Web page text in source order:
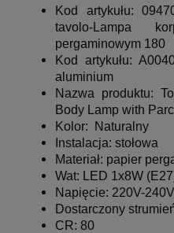
Kod artykułu:
tavolo-Lampa
pergaminowym 180
Kod artykułu:
aluminium
Nazwa produktu:
Body Lamp with
Kolor: Naturalny
Instalacja: stołowa
Materiał: papier
Wat: LED 1x8W
Napięcie: 220V-240V
Dostarczony
CR: 80